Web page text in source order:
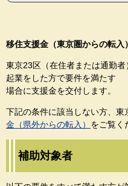
移住支援金（東京圏からの転入
東京23区（在住者または通勤
起業をした方で要件を満たす
場合に支援金を交付します。
下記の条件に該当しない方、東
金（県外からの転入） をご覧く
補助対象者